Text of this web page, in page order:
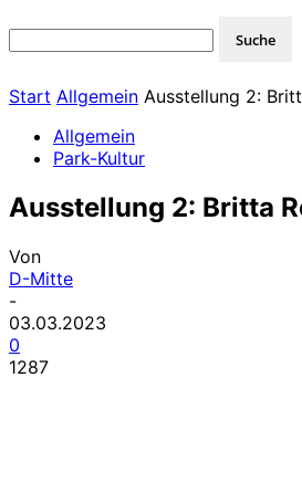
Start Allgemein Ausstellung 2:
Allgemein
Park-Kultur
Ausstellung 2: Britta
Von
D-Mitte
-
03.03.2023
0
1287